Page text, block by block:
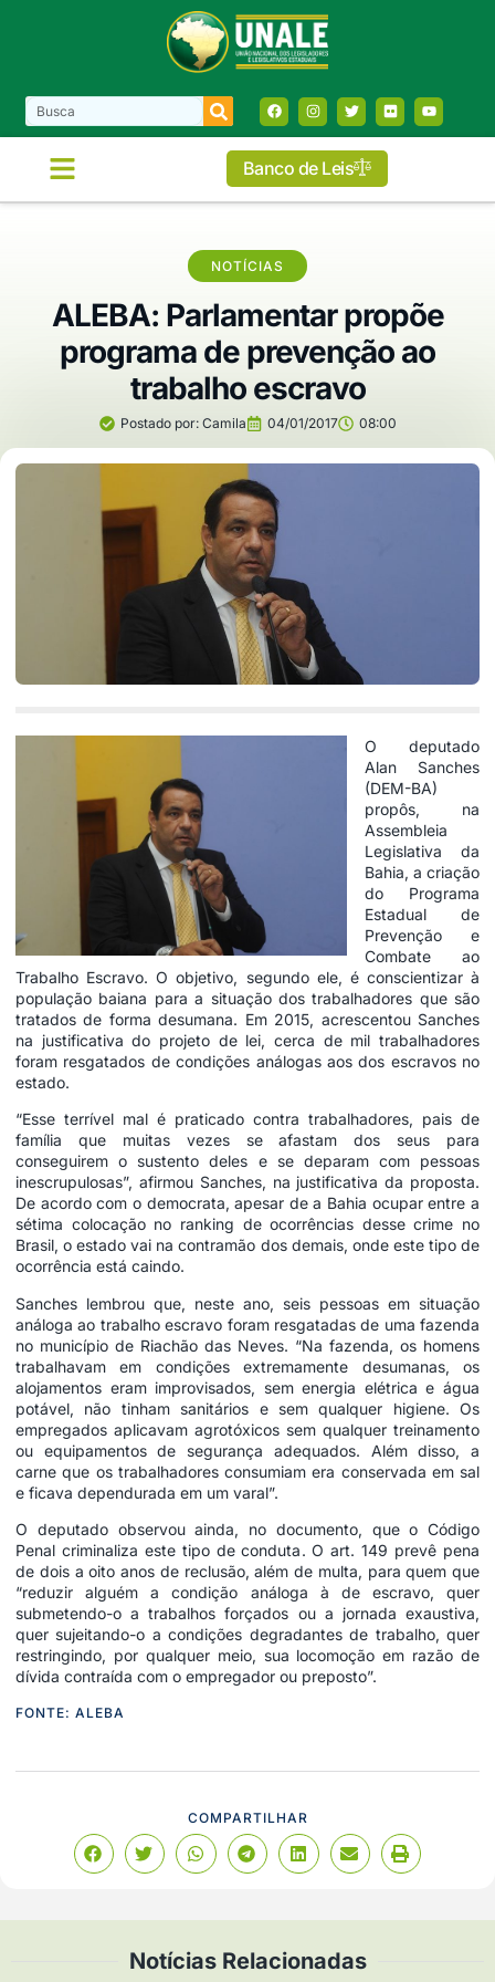
Banco de Leis
NOTÍCIAS
ALEBA: Parlamentar propõe
programa de prevenção ao
trabalho escravo
Postado por:Camila 04/01/2017 08:00
O deputado
Alan Sanches
(DEM-BA)
propôs, na
Assembleia
Legislativa da
Bahia, a criação
do Programa
Estadual de
Prevenção e
Combate ao
Trabalho Escravo. O objetivo, segundo ele, é conscientizar à
população baiana para a situação dos trabalhadores que são
tratados de forma desumana. Em 2015, acrescentou Sanches
na justificativa do projeto de lei, cerca de mil trabalhadores
foram resgatados de condições análogas aos dos escravos no
estado.
“Esse terrível mal é praticado contra trabalhadores, pais de
família que muitas vezes se afastam dos seus para
conseguirem o sustento deles e se deparam com pessoas
inescrupulosas”, afirmou Sanches, na justificativa da proposta.
De acordo com o democrata, apesar de a Bahia ocupar entre a
sétima colocação no ranking de ocorrências desse crime no
Brasil, o estado vai na contramão dos demais, onde este tipo de
ocorrência está caindo.
Sanches lembrou que, neste ano, seis pessoas em situação
análoga ao trabalho escravo foram resgatadas de uma fazenda
no município de Riachão das Neves. “Na fazenda, os homens
trabalhavam em condições extremamente desumanas, os
alojamentos eram improvisados, sem energia elétrica e água
potável, não tinham sanitários e sem qualquer higiene. Os
empregados aplicavam agrotóxicos sem qualquer treinamento
ou equipamentos de segurança adequados. Além disso, a
carne que os trabalhadores consumiam era conservada em sal
e ficava dependurada em um varal”.
O deputado observou ainda, no documento, que o Código
Penal criminaliza este tipo de conduta. O art. 149 prevê pena
de dois a oito anos de reclusão, além de multa, para quem que
“reduzir alguém a condição análoga à de escravo, quer
submetendo-o a trabalhos forçados ou a jornada exaustiva,
quer sujeitando-o a condições degradantes de trabalho, quer
restringindo, por qualquer meio, sua locomoção em razão de
dívida contraída com o empregador ou preposto”.
FONTE: ALEBA
COMPARTILHAR
Notícias Relacionadas